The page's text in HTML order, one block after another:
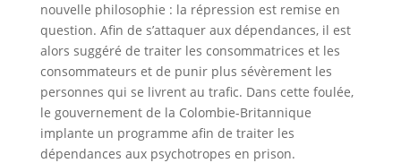
nouvelle philosophie : la répression est remise en
question. Afin de s’attaquer aux dépendances, il est
alors suggéré de traiter les consommatrices et les
consommateurs et de punir plus sévèrement les
personnes qui se livrent au trafic. Dans cette foulée,
le gouvernement de la Colombie-Britannique
implante un programme afin de traiter les
dépendances aux psychotropes en prison.